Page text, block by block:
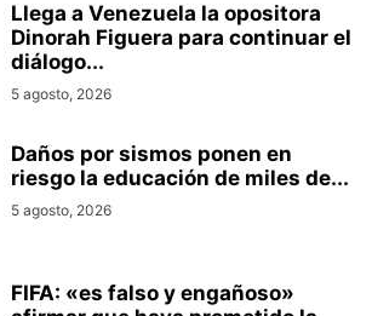
Llega a Venezuela la opositora
Dinorah Figuera para continuar el
diálogo...
5 agosto, 2026
Daños por sismos ponen en
riesgo la educación de miles de...
5 agosto, 2026
FIFA: «es falso y engañoso»